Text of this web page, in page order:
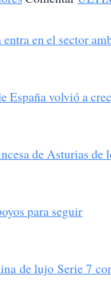
en el sector
volvió a
de Asturias de
para seguir
de lujo Serie 7